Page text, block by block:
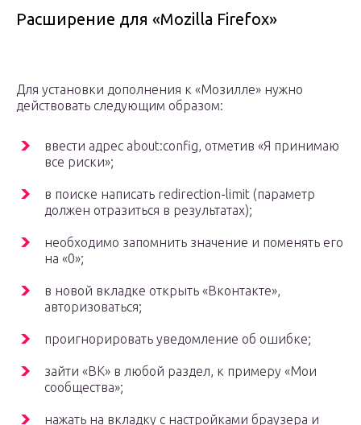
Расширение для «Mozilla Firefox»
Для установки дополнения к «Мозилле» нужно
действовать следующим образом:
ввести адрес about:config, отметив «Я принимаю
все риски»;
в поиске написать redirection-limit (параметр
должен отразиться в результатах);
необходимо запомнить значение и поменять его
на «0»;
в новой вкладке открыть «Вконтакте»,
авторизоваться;
проигнорировать уведомление об ошибке;
зайти «ВК» в любой раздел, к примеру «Мои
сообщества»;
нажать на вкладку с настройками браузера и